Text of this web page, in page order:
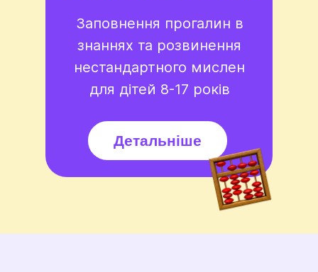
Детальніше
Заповнення прогалин в
знаннях та розвинення
нестандартного мислен
для дітей 8-17 років